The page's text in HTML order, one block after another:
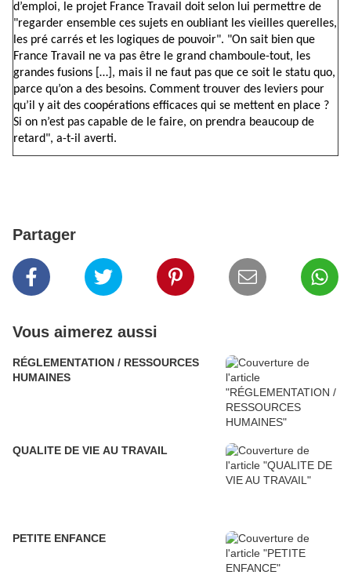
d’emploi, le projet France Travail doit selon lui permettre de
"regarder ensemble ces sujets en oubliant les vieilles querelles,
les pré carrés et les logiques de pouvoir". "On sait bien que
France Travail ne va pas être le grand chamboule-tout, les
grandes fusions […], mais il ne faut pas que ce soit le statu quo,
parce qu’on a des besoins. Comment trouver des leviers pour
qu’il y ait des coopérations efficaces qui se mettent en place ?
Si on n’est pas capable de le faire, on prendra beaucoup de
retard", a-t-il averti.
Partager
Vous aimerez aussi
RÉGLEMENTATION / RESSOURCES
HUMAINES
QUALITE DE VIE AU TRAVAIL
PETITE ENFANCE